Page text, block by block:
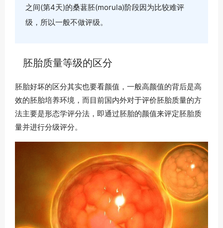
之间(第4天)的桑葚胚(morula)阶段因为比较难评
级，所以一般不做评级。
胚胎质量等级的区分
胚胎好坏的区分其实也要看颜值，一般高颜值的背后是高
效的胚胎培养环境，而目前国内外对于评价胚胎质量的方
法主要是形态学评分法，即通过胚胎的颜值来评定胚胎质
量并进行分级评分。